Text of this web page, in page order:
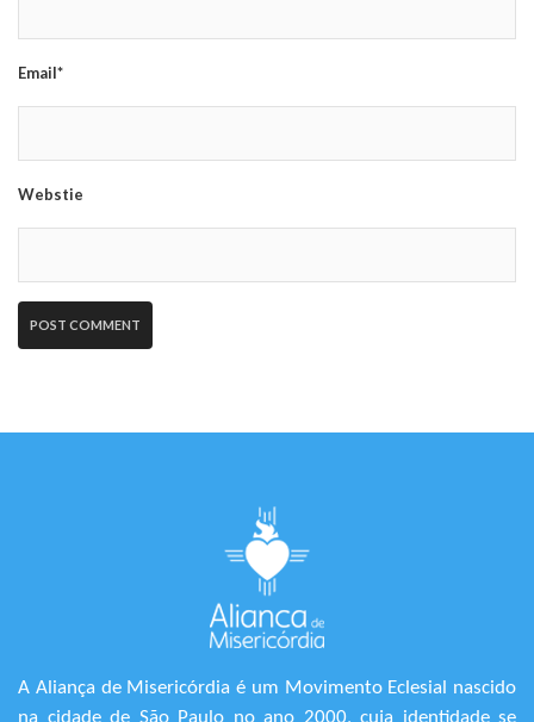
Email*
Webstie
A Aliança de Misericórdia é um Movimento Eclesial nascido
na cidade de São Paulo no ano 2000, cuja identidade se